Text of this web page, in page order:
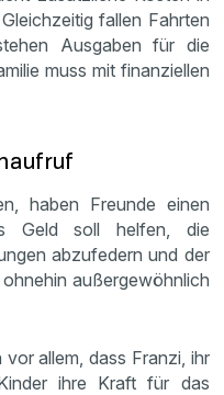
fallen Fahrten
Ausgaben für die
muss mit finanziellen
haben Freunde einen
Geld soll helfen, die
abzufedern und der
außergewöhnlich
allem, dass Franzi, ihr
ihre Kraft für das